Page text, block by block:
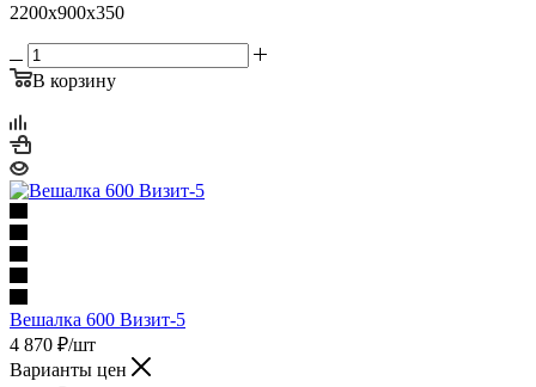
2200х900х350
В корзину
Вешалка 600 Визит-5
4 870 ₽/шт
Варианты цен